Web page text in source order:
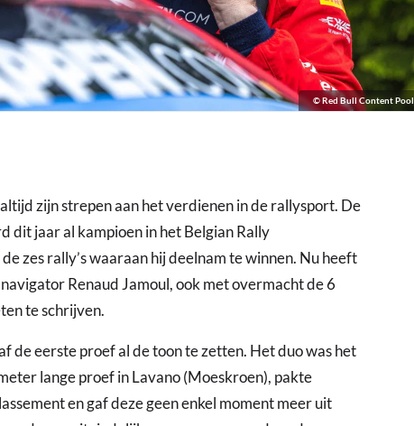
© Red Bull Content Pool
zijn strepen aan het verdienen in de rallysport. De
dit jaar al kampioen in het Belgian Rally
zes rally’s waaraan hij deelnam te winnen. Nu heeft
Renaud Jamoul, ook met overmacht de 6
te schrijven.
de eerste proef al de toon te zetten. Het duo was het
lange proef in Lavano (Moeskroen), pakte
en gaf deze geen enkel moment meer uit